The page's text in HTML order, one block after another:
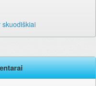
skuodiškiai